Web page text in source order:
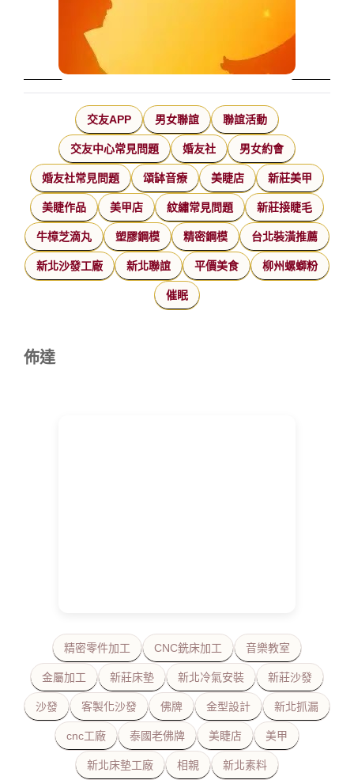
交友APP 男女聯誼 聯誼活動
交友中心常見問題 婚友社 男女約會
婚友社常見問題 頌缽音療 美睫店 新莊美甲
美睫作品 美甲店 紋繡常見問題 新莊接睫毛
牛樟芝滴丸 塑膠鋼模 精密鋼模 台北裝潢推薦
新北沙發工廠 新北聯誼 平價美食 柳州螺螄粉
催眠
佈達
精密零件加工 CNC銑床加工 音樂教室
金屬加工 新莊床墊 新北冷氣安裝 新莊沙發
沙發 客製化沙發 佛牌 金型設計 新北抓漏
cnc工廠 泰國老佛牌 美睫店 美甲
新北床墊工廠 相親 新北素料